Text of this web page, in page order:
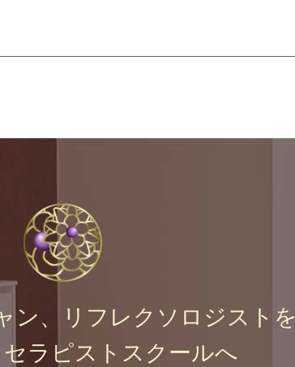
ン、リフレクソロジストを
ラピストスクールへ